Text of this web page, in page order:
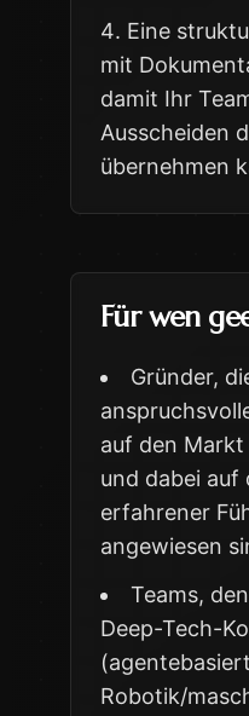
Eine
mit
damit Ihr
Ausscheiden
übernehmen
Für wen
Gründer,
auf den
und dabei auf
erfahrener
angewiesen
Teams,
Deep-Tech-
Robotik/